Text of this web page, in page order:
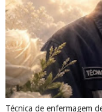
Técnica de enfermagem